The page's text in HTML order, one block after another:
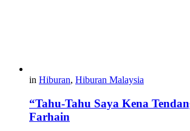
in Hiburan, Hiburan Malaysia
“Tahu-Tahu Saya Kena
Farhain